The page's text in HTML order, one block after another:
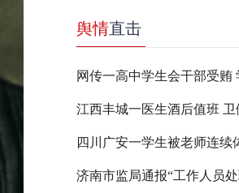
舆情直击
网传一高中学生会干部受贿
江西丰城一医生酒后值班 卫